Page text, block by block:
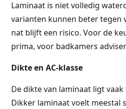
Laminaat is niet volledig
varianten kunnen beter tegen
nat blijft een risico. Voor de
prima, voor badkamers
Dikte en AC-klasse
De dikte van laminaat ligt
Dikker laminaat voelt meestal